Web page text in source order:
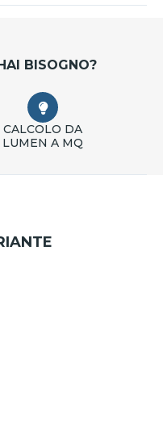
BISOGNO?
CALCOLO DA
LUMEN A MQ